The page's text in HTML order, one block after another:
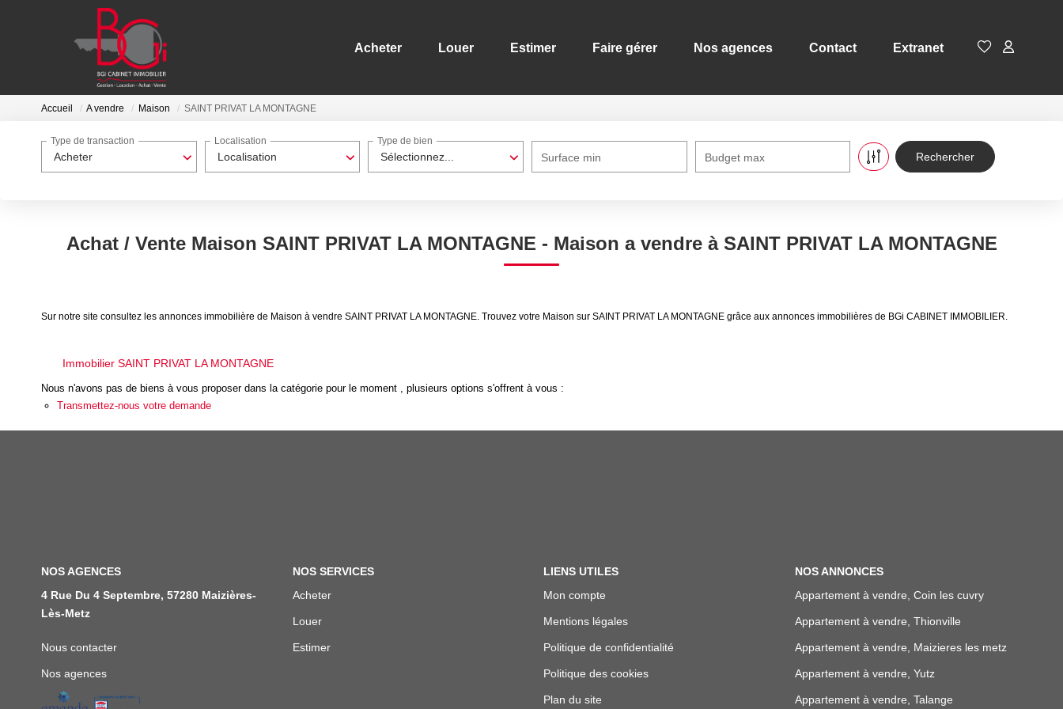
Acheter Louer Estimer Faire gérer Nos agences Contact Extranet
Accueil A vendre Maison SAINT PRIVAT LA MONTAGNE
Acheter
Type de transaction
Localisation
Localisation
Sélectionnez...
Type de bien
Surface min Budget max
Achat / Vente Maison SAINT PRIVAT LA MONTAGNE - Maison a vendre à SAINT PRIVAT LA MONTAGNE
Sur notre site consultez les annonces immobilière de Maison à vendre SAINT PRIVAT LA MONTAGNE. Trouvez votre Maison sur SAINT PRIVAT LA MONTAGNE grâce aux annonces immobilières de BGi CABINET IMMOBILIER.
Immobilier SAINT PRIVAT LA MONTAGNE
Nous n'avons pas de biens à vous proposer dans la catégorie pour le moment , plusieurs options s'offrent à vous :
Transmettez-nous votre demande
NOS AGENCES
4 Rue Du 4 Septembre, 57280 Maizières-
Lès-Metz
Nous contacter
Nos agences
NOS SERVICES
Acheter
Louer
Estimer
LIENS UTILES
Mon compte
Mentions légales
Politique de confidentialité
Politique des cookies
Plan du site
NOS ANNONCES
Appartement à vendre, Coin les cuvry
Appartement à vendre, Thionville
Appartement à vendre, Maizieres les metz
Appartement à vendre, Yutz
Appartement à vendre, Talange